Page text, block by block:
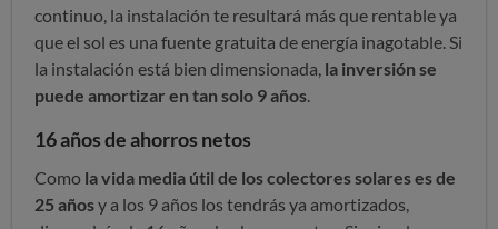
continuo, la instalación te resultará más que rentable ya
que el sol es una fuente gratuita de energía inagotable. Si
la instalación está bien dimensionada, la inversión se
puede amortizar en tan solo 9 años.
16 años de ahorros netos
Como la vida media útil de los colectores solares es de
25 añosy a los 9 años los tendrás ya amortizados,